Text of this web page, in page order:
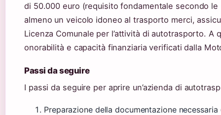
di 50.000 euro (requisito fondamentale secondo
almeno un veicolo idoneo al trasporto merci,
Licenza Comunale per l’attività di autotrasporto. A
onorabilità e capacità finanziaria verificati dalla
Passi da seguire
I passi da seguire per aprire un’azienda di
Preparazione della documentazione